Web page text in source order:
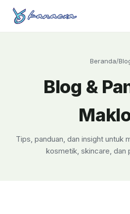
Beranda/
Blog &
Tips, panduan, dan insight untuk
kosmetik, skincare, dan